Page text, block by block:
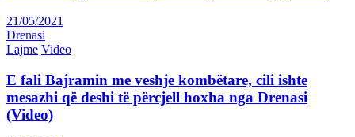
21/05/2021
Drenasi
Lajme Video
E fali Bajramin me veshje kombëtare, cili ishte
mesazhi që deshi të përcjell hoxha nga Drenasi
(Video)